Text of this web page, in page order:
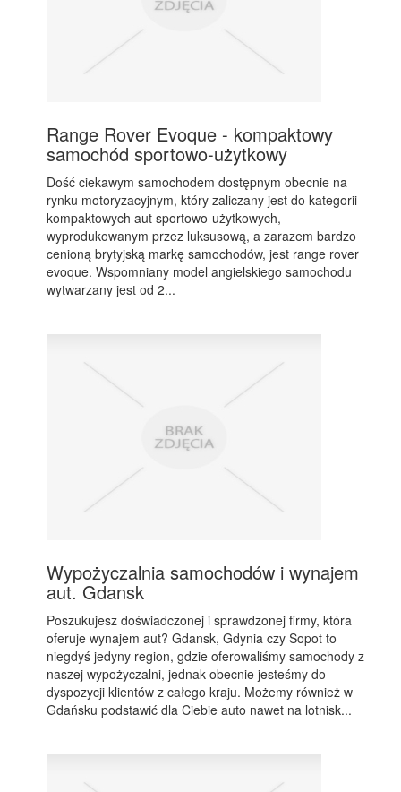
Range Rover Evoque - kompaktowy
samochód sportowo-użytkowy
Dość ciekawym samochodem dostępnym obecnie na
rynku motoryzacyjnym, który zaliczany jest do kategorii
kompaktowych aut sportowo-użytkowych,
wyprodukowanym przez luksusową, a zarazem bardzo
cenioną brytyjską markę samochodów, jest range rover
evoque. Wspomniany model angielskiego samochodu
wytwarzany jest od 2...
Wypożyczalnia samochodów i wynajem
aut. Gdansk
Poszukujesz doświadczonej i sprawdzonej firmy, która
oferuje wynajem aut? Gdansk, Gdynia czy Sopot to
niegdyś jedyny region, gdzie oferowaliśmy samochody z
naszej wypożyczalni, jednak obecnie jesteśmy do
dyspozycji klientów z całego kraju. Możemy również w
Gdańsku podstawić dla Ciebie auto nawet na lotnisk...